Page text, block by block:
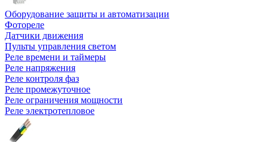
Оборудование защиты и автоматизации
Фотореле
Датчики движения
Пульты управления светом
Реле времени и таймеры
Реле напряжения
Реле контроля фаз
Реле промежуточное
Реле ограничения мощности
Реле электротепловое